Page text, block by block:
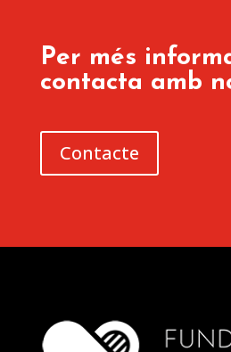
Per més
contacta amb
Contacte